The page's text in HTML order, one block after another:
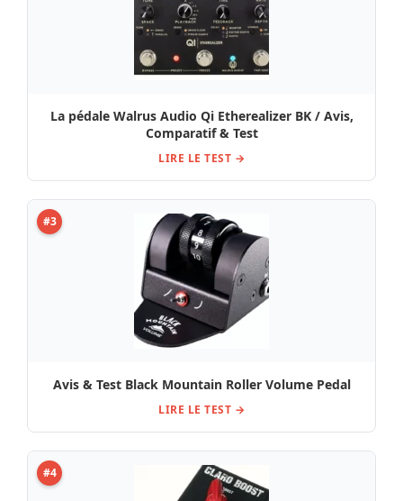
La pédale Walrus Audio Qi Etherealizer BK / Avis,
Comparatif & Test
LIRE LE TEST →
#3
Avis & Test Black Mountain Roller Volume Pedal
LIRE LE TEST →
#4